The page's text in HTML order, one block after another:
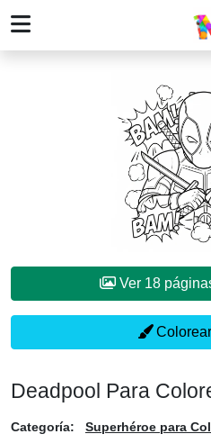
Ver 18
Deadpool Para
Categoría: Superhéroe para